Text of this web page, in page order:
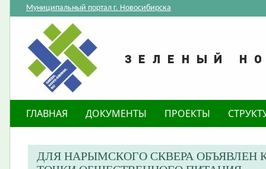
Муниципальный портал г. Новосибирска
ГЛАВНАЯ ДОКУМЕНТЫ ПРОЕКТЫ
​ДЛЯ НАРЫМСКОГО СКВЕРА ОБЪЯВЛЕН